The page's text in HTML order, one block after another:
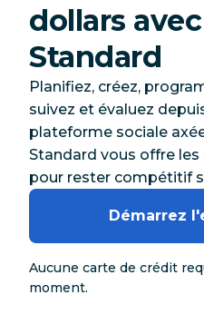
dollars
Standard
Planifiez, créez,
suivez et évaluez
plateforme sociale
Standard vous offre
pour rester compétitif
Démarrez
Aucune carte de crédit
moment.